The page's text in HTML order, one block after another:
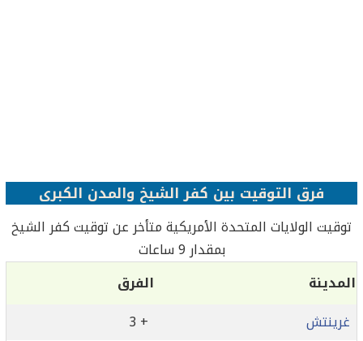
فرق التوقيت بين كفر الشيخ والمدن الكبرى
توقيت الولايات المتحدة الأمريكية متأخر عن توقيت كفر الشيخ
بمقدار 9 ساعات
المدينة
الفرق
غرينتش
+ 3